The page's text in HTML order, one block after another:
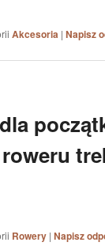
Akcesoria | Napisz
Rowery | Napisz